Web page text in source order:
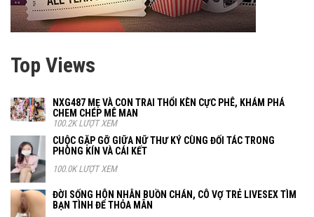
Top Views
NXG487 MẸ VÀ CON TRAI THỔI KÈN CỰC PHÊ, KHÁM PHÁ
CHEM CHÉP MÊ MAN
100.2K LƯỢT XEM
CUỘC GẶP GỠ GIỮA NỮ THƯ KÝ CÙNG ĐỐI TÁC TRONG
PHÒNG KÍN VÀ CÁI KẾT
100.0K LƯỢT XEM
ĐỜI SỐNG HÔN NHÂN BUỒN CHÁN, CÔ VỢ TRẺ LIVESEX TÌM
BẠN TÌNH ĐỂ THỎA MÃN